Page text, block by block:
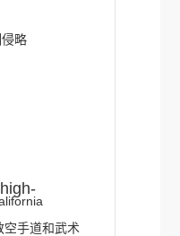
略
手道和武术